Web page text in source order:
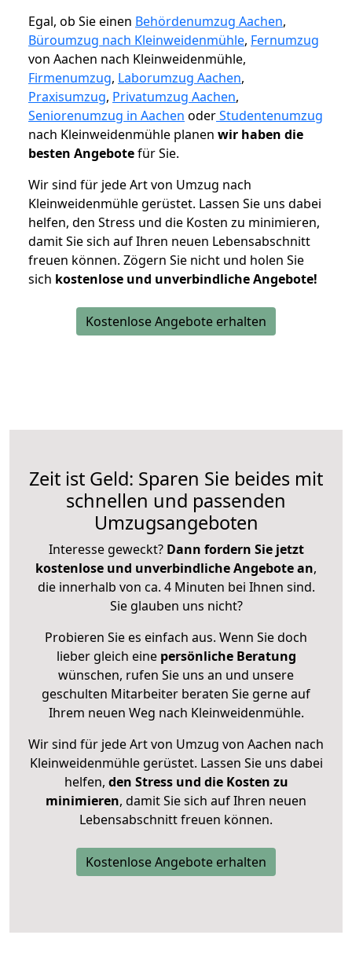
Egal, ob Sie einen Behördenumzug Aachen,
Büroumzug nach Kleinweidenmühle, Fernumzug
von Aachen nach Kleinweidenmühle,
Firmenumzug, Laborumzug Aachen,
Praxisumzug, Privatumzug Aachen,
Seniorenumzug in Aachen oderStudentenumzug
nach Kleinweidenmühle planen wir haben die
besten Angebotefür Sie.
Wir sind für jede Art von Umzug nach
Kleinweidenmühle gerüstet. Lassen Sie uns dabei
helfen, den Stress und die Kosten zu minimieren,
damit Sie sich auf Ihren neuen Lebensabschnitt
freuen können. Zögern Sie nicht und holen Sie
sich kostenlose und unverbindliche Angebote!
Kostenlose Angebote erhalten
Zeit ist Geld: Sparen Sie beides mit
schnellen und passenden
Umzugsangeboten
Interesse geweckt? Dann fordern Sie jetzt
kostenlose und unverbindliche Angebote an,
die innerhalb von ca. 4 Minuten bei Ihnen sind.
Sie glauben uns nicht?
Probieren Sie es einfach aus. Wenn Sie doch
lieber gleich eine persönliche Beratung
wünschen, rufen Sie uns an und unsere
geschulten Mitarbeiter beraten Sie gerne auf
Ihrem neuen Weg nach Kleinweidenmühle.
Wir sind für jede Art von Umzug von Aachen nach
Kleinweidenmühle gerüstet. Lassen Sie uns dabei
helfen, den Stress und die Kosten zu
minimieren, damit Sie sich auf Ihren neuen
Lebensabschnitt freuen können.
Kostenlose Angebote erhalten